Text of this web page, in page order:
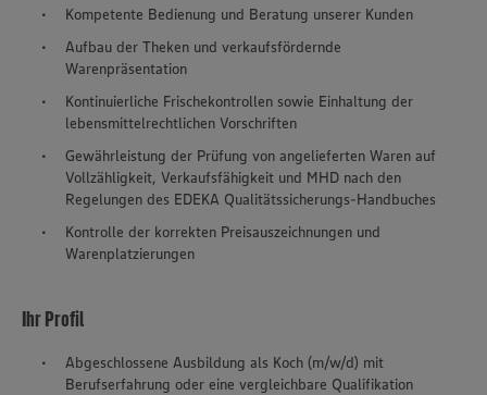
Kompetente Bedienung und Beratung unserer Kunden
Aufbau der Theken und verkaufsfördernde
Warenpräsentation
Kontinuierliche Frischekontrollen sowie Einhaltung der
lebensmittelrechtlichen Vorschriften
Gewährleistung der Prüfung von angelieferten Waren auf
Vollzähligkeit, Verkaufsfähigkeit und MHD nach den
Regelungen des EDEKA Qualitätssicherungs-Handbuches
Kontrolle der korrekten Preisauszeichnungen und
Warenplatzierungen
Ihr Profil
Abgeschlossene Ausbildung als Koch (m/w/d) mit
Berufserfahrung oder eine vergleichbare Qualifikation